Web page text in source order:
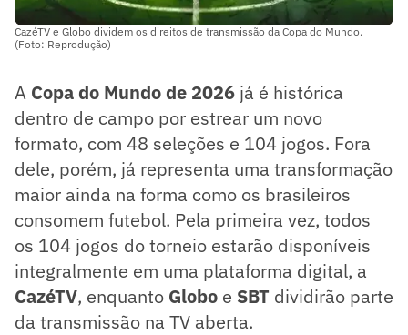
CazéTV e Globo dividem os direitos de transmissão da Copa do Mundo.
(Foto: Reprodução)
A Copa do Mundo de 2026 já é histórica
dentro de campo por estrear um novo
formato, com 48 seleções e 104 jogos. Fora
dele, porém, já representa uma transformação
maior ainda na forma como os brasileiros
consomem futebol. Pela primeira vez, todos
os 104 jogos do torneio estarão disponíveis
integralmente em uma plataforma digital, a
CazéTV, enquanto Globo e SBT dividirão parte
da transmissão na TV aberta.